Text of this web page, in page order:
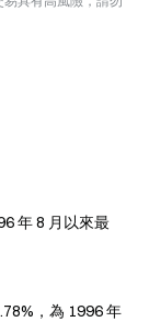
年 8 月以來最
，為 1996 年